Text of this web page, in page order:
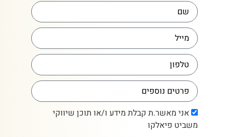
אני מאשר.ת קבלת מידע ו/או תוכן שיווקי
משביט פיאלקו